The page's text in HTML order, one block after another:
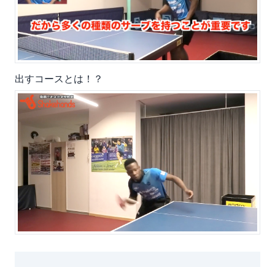
出すコースとは！？